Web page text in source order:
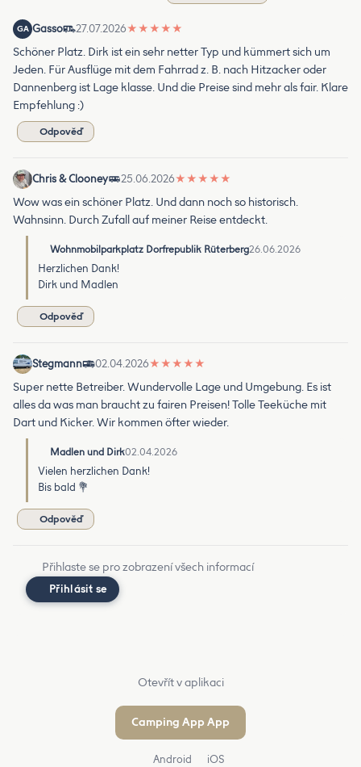
GA Gasso 27.07.2026★ ★ ★ ★ ★
Schöner Platz. Dirk ist ein sehr netter Typ und kümmert sich um
Jeden. Für Ausflüge mit dem Fahrrad z. B. nach Hitzacker oder
Dannenberg ist Lage klasse. Und die Preise sind mehr als fair. Klare
Empfehlung :)
Odpověď
Chris & Clooney 25.06.2026★ ★ ★ ★ ★
Wow was ein schöner Platz. Und dann noch so historisch.
Wahnsinn. Durch Zufall auf meiner Reise entdeckt.
Wohnmobilparkplatz Dorfrepublik Rüterberg26.06.2026
Herzlichen Dank!
Dirk und Madlen
Odpověď
Stegmann 02.04.2026★ ★ ★ ★ ★
Super nette Betreiber. Wundervolle Lage und Umgebung. Es ist
alles da was man braucht zu fairen Preisen! Tolle Teeküche mit
Dart und Kicker. Wir kommen öfter wieder.
Madlen und Dirk02.04.2026
Vielen herzlichen Dank!
Bis bald 💐
Odpověď
Přihlaste se pro zobrazení všech informací
Přihlásit se
Otevřít v aplikaci
Camping App App
Android iOS